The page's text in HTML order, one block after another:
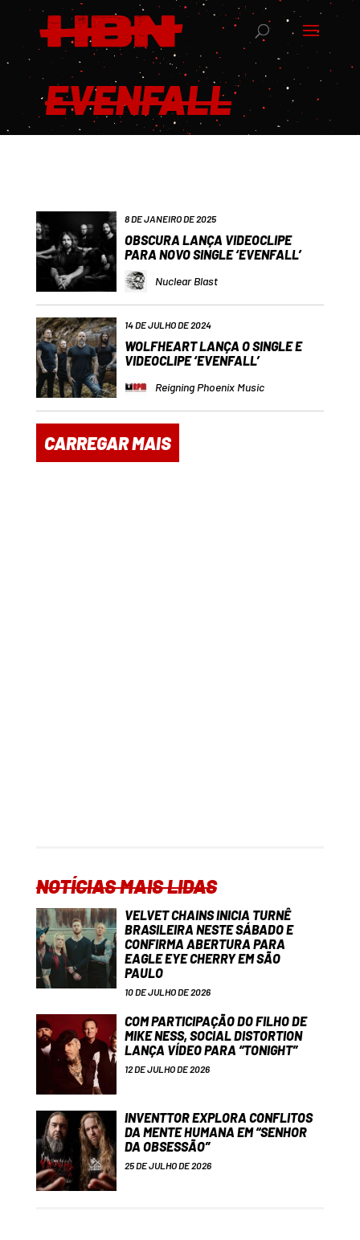
EVENFALL
8 DE JANEIRO DE 2025
OBSCURA LANÇA VIDEOCLIPE
PARA NOVO SINGLE ‘EVENFALL’
Nuclear Blast
14 DE JULHO DE 2024
WOLFHEART LANÇA O SINGLE E
VIDEOCLIPE ‘EVENFALL’
Reigning Phoenix Music
CARREGAR MAIS
NOTÍCIAS MAIS LIDAS
VELVET CHAINS INICIA TURNÊ
BRASILEIRA NESTE SÁBADO E
CONFIRMA ABERTURA PARA
EAGLE EYE CHERRY EM SÃO
PAULO
10 DE JULHO DE 2026
COM PARTICIPAÇÃO DO FILHO DE
MIKE NESS, SOCIAL DISTORTION
LANÇA VÍDEO PARA “TONIGHT”
12 DE JULHO DE 2026
INVENTTOR EXPLORA CONFLITOS
DA MENTE HUMANA EM “SENHOR
DA OBSESSÃO”
25 DE JULHO DE 2026